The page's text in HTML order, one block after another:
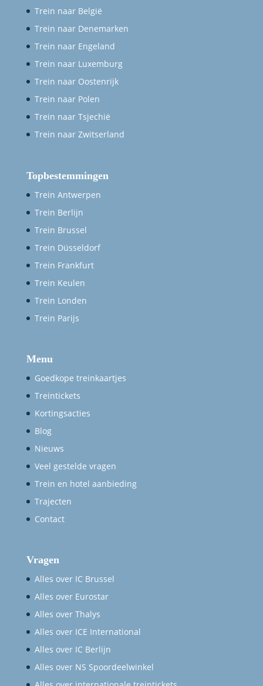
Trein naar België
Trein naar Denemarken
Trein naar Engeland
Trein naar Luxemburg
Trein naar Oostenrijk
Trein naar Polen
Trein naar Tsjechië
Trein naar Zwitserland
Topbestemmingen
Trein Antwerpen
Trein Berlijn
Trein Brussel
Trein Düsseldorf
Trein Frankfurt
Trein Keulen
Trein Londen
Trein Parijs
Menu
Goedkope treinkaartjes
Treintickets
Kortingsacties
Blog
Nieuws
Veel gestelde vragen
Trein en hotel aanbieding
Trajecten
Contact
Vragen
Alles over IC Brussel
Alles over Eurostar
Alles over Thalys
Alles over ICE International
Alles over IC Berlijn
Alles over NS Spoordeelwinkel